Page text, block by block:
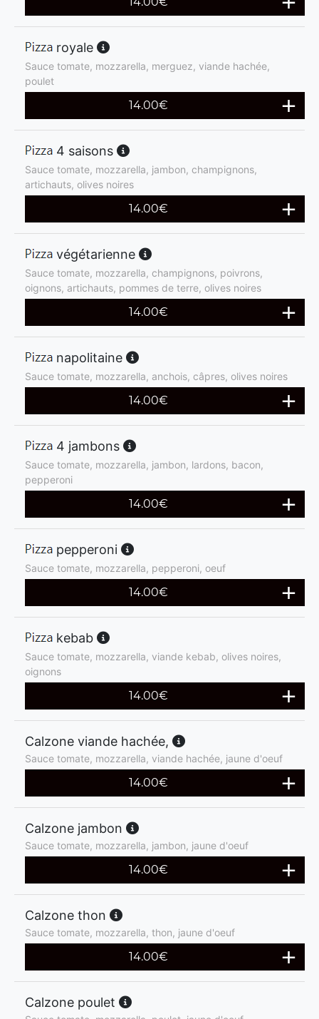
royale
Sauce tomate, mozzarella, merguez, viande hachée,
poulet
14.00€
4 saisons
Sauce tomate, mozzarella, jambon, champignons,
artichauts, olives noires
14.00€
végétarienne
Sauce tomate, mozzarella, champignons, poivrons,
oignons, artichauts, pommes de terre, olives noires
14.00€
napolitaine
Sauce tomate, mozzarella, anchois, câpres, olives noires
14.00€
4 jambons
Sauce tomate, mozzarella, jambon, lardons, bacon,
pepperoni
14.00€
pepperoni
Sauce tomate, mozzarella, pepperoni, oeuf
14.00€
kebab
Sauce tomate, mozzarella, viande kebab, olives noires,
oignons
14.00€
Calzone viande hachée,
Sauce tomate, mozzarella, viande hachée, jaune d'oeuf
14.00€
Calzone jambon
Sauce tomate, mozzarella, jambon, jaune d'oeuf
14.00€
Calzone thon
Sauce tomate, mozzarella, thon, jaune d'oeuf
14.00€
Calzone poulet